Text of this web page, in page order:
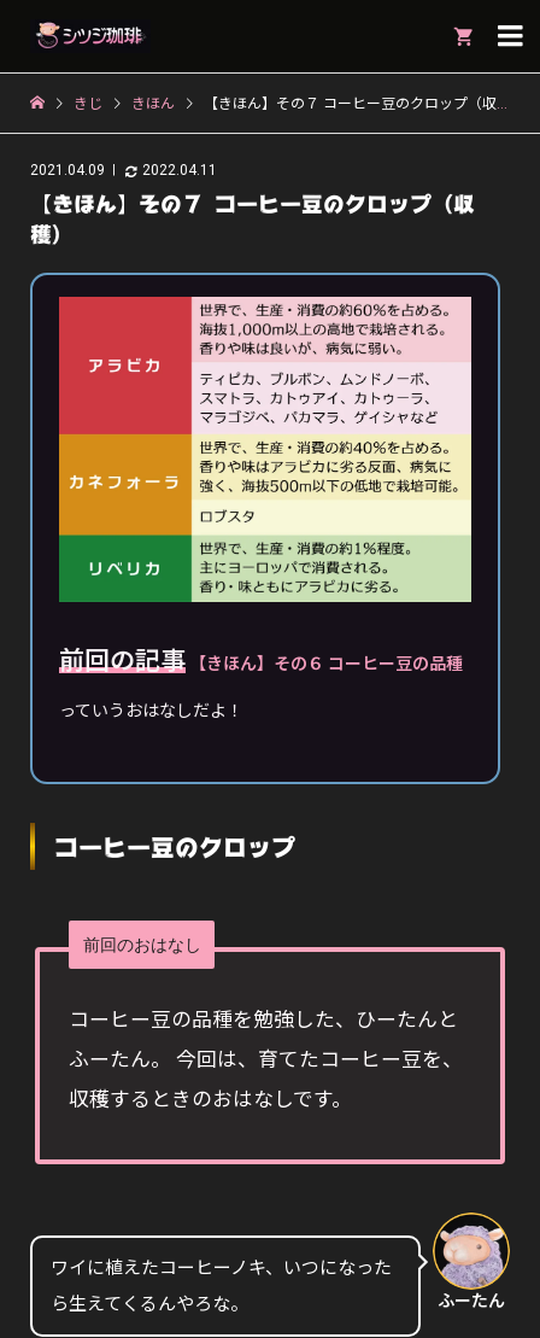

きじ きほん 【きほん】その７ コーヒー豆のクロップ（収穫）
2021.04.09 2022.04.11
【きほん】その７ コーヒー豆のクロップ（収
穫）
前回の記事 【きほん】その６ コーヒー豆の品種
っていうおはなしだよ！
コーヒー豆のクロップ
前回のおはなし
コーヒー豆の品種を勉強した、ひーたんと
ふーたん。 今回は、育てたコーヒー豆を、
収穫するときのおはなしです。
ワイに植えたコーヒーノキ、いつになった
ら生えてくるんやろな。
ふーたん